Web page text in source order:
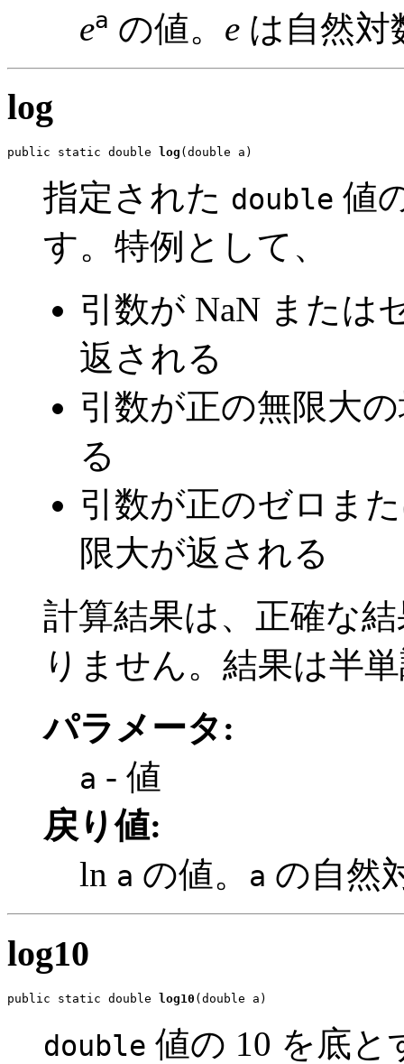
ea の値。 e は自然対
log
public static double log (double a)
指定された double 値
す。特例として、
引数が NaN または
返される
引数が正の無限大
る
引数が正のゼロま
限大が返される
計算結果は、正確な
りません。結果は半
パラメータ:
a - 値
戻り値:
ln a の値。 a の自然
log10
public static double log10 (double a)
double 値の 10 を底と